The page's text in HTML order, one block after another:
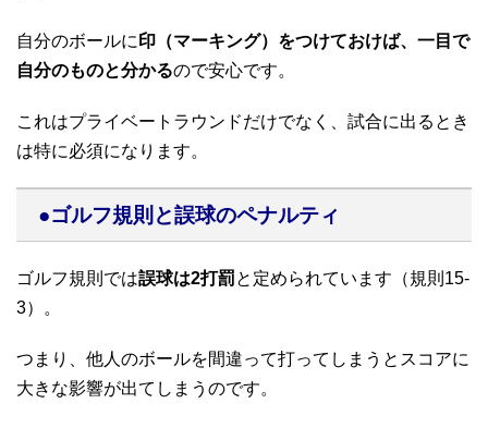
自分のボールに印（マーキング）をつけておけば、一目で
自分のものと分かるので安心です。
これはプライベートラウンドだけでなく、試合に出るとき
は特に必須になります。
●ゴルフ規則と誤球のペナルティ
ゴルフ規則では誤球は2打罰と定められています（規則15-
3）。
つまり、他人のボールを間違って打ってしまうとスコアに
大きな影響が出てしまうのです。